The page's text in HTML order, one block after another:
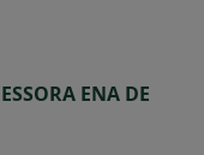
ENA DE